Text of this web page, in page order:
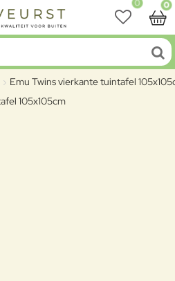
0 0
Emu Twins vierkante tuintafel